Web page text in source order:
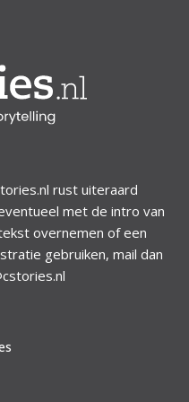
rust uiteraard
met de intro van
overnemen of een
gebruiken, mail dan